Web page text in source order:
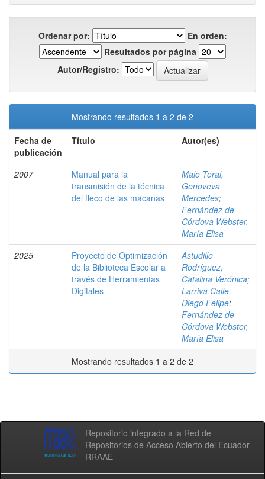
Ordenar por:
En orden:
Resultados por página
Autor/Registro:
Mostrando resultados 1 a 2 de 2
Fecha de
publicación
Título Autor(es)
2007
Manual para la
transmisión de la técnica
del fleco de las macanas
Malo Toral,
Genoveva
Mercedes;
Fernández de
Córdova Webster,
María Elisa
2025
Proyecto de Optimización
de la Biblioteca Escolar a
través de Herramientas
Digitales
Astudillo
Rodríguez,
Catalina Verónica;
Larriva Calle,
Diego Felipe;
Fernández de
Córdova Webster,
María Elisa
Mostrando resultados 1 a 2 de 2
Repositorio integrado a la Red de
Repositorios de Acceso Abierto del Ecuador -
RRAAE